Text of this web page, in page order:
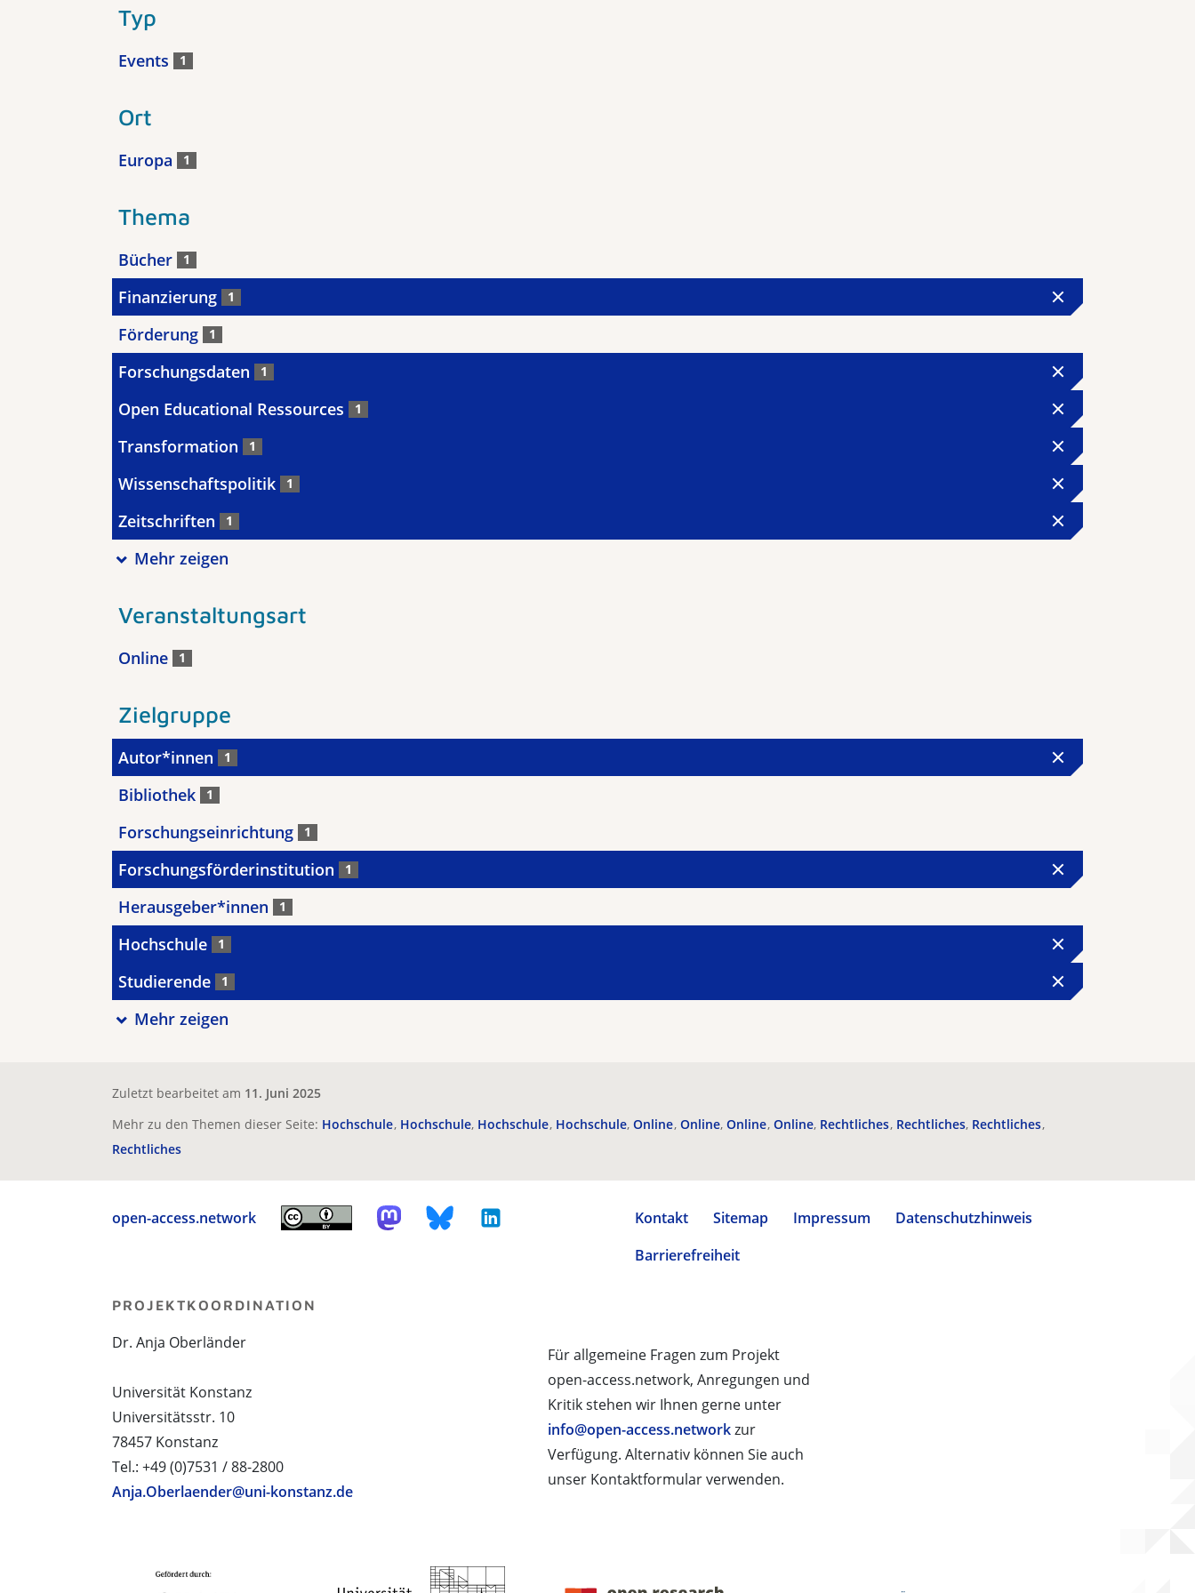
Typ
Events 1
Ort
Europa 1
Thema
Bücher 1
Finanzierung 1
Förderung 1
Forschungsdaten 1
Open Educational Ressources 1
Transformation 1
Wissenschaftspolitik 1
Zeitschriften 1
Mehr zeigen
Veranstaltungsart
Online 1
Zielgruppe
Autor*innen 1
Bibliothek 1
Forschungseinrichtung 1
Forschungsförderinstitution 1
Herausgeber*innen 1
Hochschule 1
Studierende 1
Mehr zeigen
Zuletzt bearbeitet am 11. Juni 2025
Mehr zu den Themen dieser Seite: Hochschule Hochschule Hochschule Hochschule Online Online Online Online Rechtliches Rechtliches Rechtliches
Rechtliches
open-access.network Kontakt Sitemap Impressum
Datenschutzhinweis
Barrierefreiheit
Für allgemeine Fragen zum Projekt
open-access.network, Anregungen und
Kritik stehen wir Ihnen gerne unter
info@open-access.networkzur
Verfügung. Alternativ können Sie auch
unser Kontaktformular verwenden.
PROJEKTKOORDINATION
Dr. Anja Oberländer
Universität Konstanz
Universitätsstr. 10
78457 Konstanz
Tel.: +49 (0)7531 / 88-2800
Anja.Oberlaender@uni-konstanz.de